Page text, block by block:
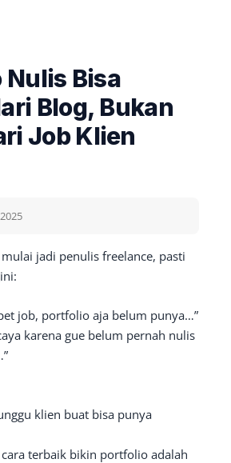
Bisa
Blog, Bukan
Job Klien
jadi penulis freelance, pasti
job, portfolio aja belum punya…”
karena gue belum pernah nulis
klien buat bisa punya
cara terbaik bikin portfolio adalah